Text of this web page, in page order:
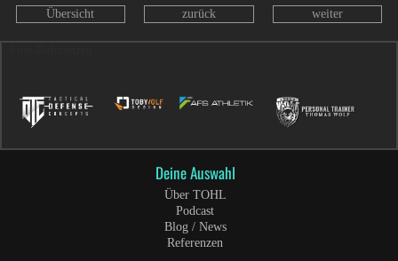
Übersicht
zurück weiter
Deine Auswahl
Über TOHL
Podcast
Blog / News
Referenzen